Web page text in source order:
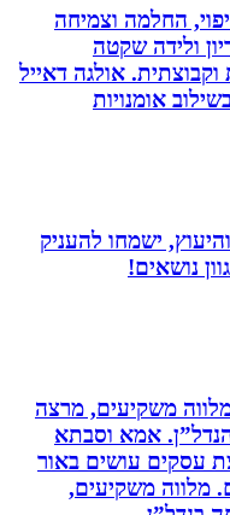
החלמה וצמיחה
שקטה
אולגה דאייל
אומנויות‏
ישמחו להעניק
משקיעים, מרצה
אמא וסבתא
עושים באור
משקיעים,